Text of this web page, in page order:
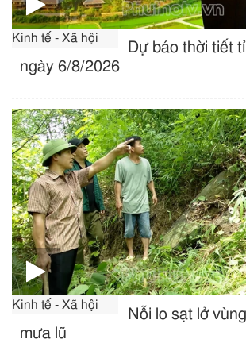
Kinh tế - Xã hội
Dự báo thời tiết
ngày 6/8/2026
Kinh tế - Xã hội
Nỗi lo sạt lở
mưa lũ